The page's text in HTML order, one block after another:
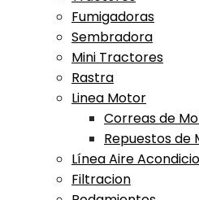
Fumigadoras
Sembradora
Mini Tractores
Rastra
Linea Motor
Correas de
Repuestos de
Línea Aire
Filtracion